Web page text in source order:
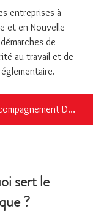
entreprises à
et en Nouvelle-
de
au travail et de
Demander un accompagnement DUERP
sert le
?